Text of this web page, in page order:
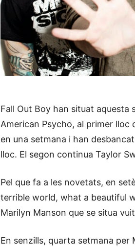
Fall Out Boy han situat aquesta
American Psycho, al primer lloc
en una setmana i han
lloc. El segon continua Taylor
Pel que fa a les novetats, en
terrible world, what a beautiful
Marilyn Manson que se situa
En senzills, quarta setmana